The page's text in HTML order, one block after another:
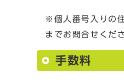
※個人番号入りの
までお問合せくだ
手数料